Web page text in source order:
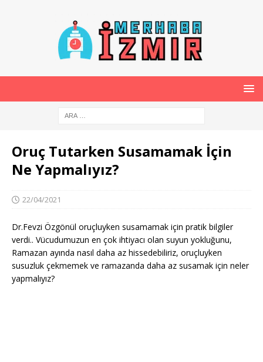
Oruç Tutarken Susamamak İçin
Ne Yapmalıyız?
22/04/2021
Dr.Fevzi Özgönül oruçluyken susamamak için pratik bilgiler
verdi.. Vücudumuzun en çok ihtiyacı olan suyun yokluğunu,
Ramazan ayında nasıl daha az hissedebiliriz, oruçluyken
susuzluk çekmemek ve ramazanda daha az susamak için neler
yapmalıyız?